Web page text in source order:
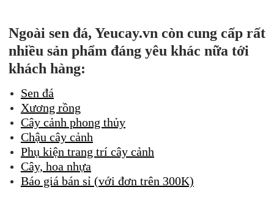
Ngoài sen đá, Yeucay.vn còn cung cấp rất
nhiều sản phẩm đáng yêu khác nữa tới
khách hàng:
Sen đá
Xương rồng
Cây cảnh phong thủy
Chậu cây cảnh
Phụ kiện trang trí cây cảnh
Cây, hoa nhựa
Báo giá bán sỉ (với đơn trên 300K)